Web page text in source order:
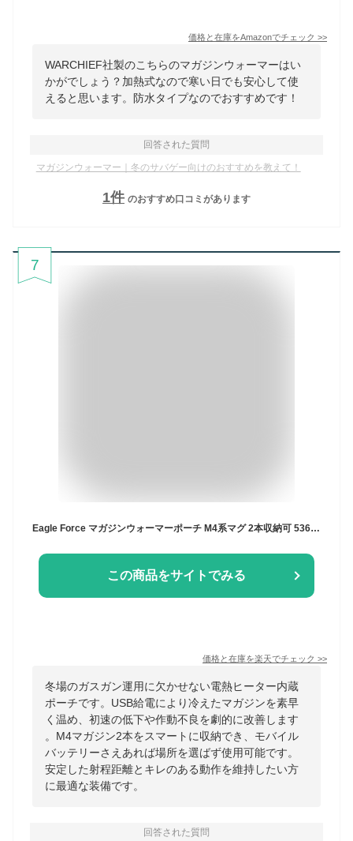
価格と在庫をAmazonでチェック >>
WARCHIEF社製のこちらのマガジンウォーマーはい
かがでしょう？加熱式なので寒い日でも安心して使
えると思います。防水タイプなのでおすすめです！
回答された質問
マガジンウォーマー｜冬のサバゲー向けのおすすめを教えて！
1件 のおすすめ口コミがあります
7
この商品をサイトでみる
価格と在庫を楽天でチェック >>
冬場のガスガン運用に欠かせない電熱ヒーター内蔵
ポーチです。USB給電により冷えたマガジンを素早
く温め、初速の低下や作動不良を劇的に改善します
。M4マガジン2本をスマートに収納でき、モバイル
バッテリーさえあれば場所を選ばず使用可能です。
安定した射程距離とキレのある動作を維持したい方
に最適な装備です。
回答された質問